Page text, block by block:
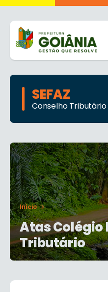
SEFAZ
Conselho Tributário
Início
Atas Colégio
Tributário